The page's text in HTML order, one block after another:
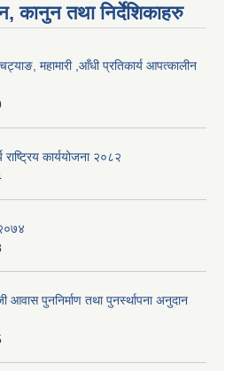
कानुन तथा निर्देशिकाहरु
महामारी ,आँधी प्रतिकार्य आपत्कालीन
राष्ट्रिय कार्ययोजना २०८२
आवास पुननिर्माण तथा पुनर्स्थापना अनुदान